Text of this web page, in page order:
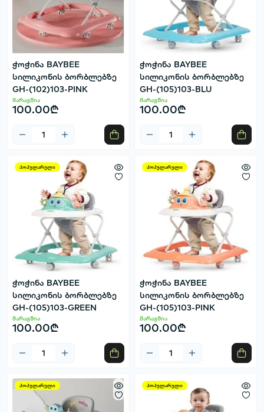
ჭოჭინა BAYBEE
სილიკონის ბორბლებზე
GH-(102)103-PINK
მარაგშია
100.00₾
ჭოჭინა BAYBEE
სილიკონის ბორბლებზე
GH-(105)103-BLU
მარაგშია
100.00₾
პოპულარული
ჭოჭინა BAYBEE
სილიკონის ბორბლებზე
GH-(105)103-GREEN
მარაგშია
100.00₾
პოპულარული
ჭოჭინა BAYBEE
სილიკონის ბორბლებზე
GH-(105)103-PINK
მარაგშია
100.00₾
პოპულარული პოპულარული